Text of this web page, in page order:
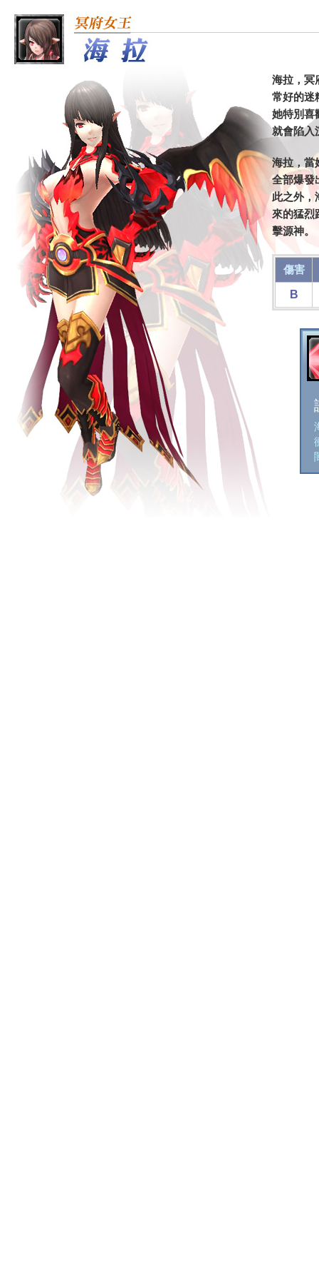
海拉，冥
常好的迷
她特別喜
就會陷入
海拉，當
全部爆發
此之外，
來的猛烈
擊源神。
傷害
B